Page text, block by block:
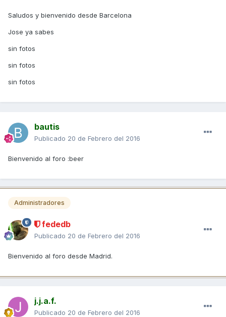
Saludos y bienvenido desde Barcelona
Jose ya sabes
sin fotos
sin fotos
sin fotos
bautis
Publicado 20 de Febrero del 2016
Bienvenido al foro :beer
Administradores
fededb
Publicado 20 de Febrero del 2016
Bienvenido al foro desde Madrid.
j.j.a.f.
Publicado 20 de Febrero del 2016